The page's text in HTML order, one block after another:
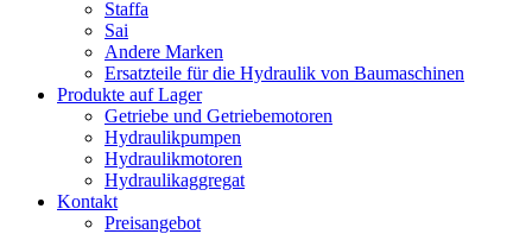
Staffa
Sai
Andere Marken
Ersatzteile für die Hydraulik von Baumaschinen
Produkte auf Lager
Getriebe und Getriebemotoren
Hydraulikpumpen
Hydraulikmotoren
Hydraulikaggregat
Kontakt
Preisangebot